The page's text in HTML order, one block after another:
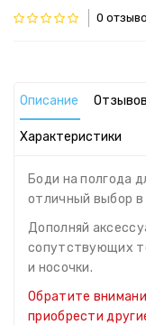
0
Описание
Характеристики
Боди на полгода
отличный выбор в
Дополняй
сопутствующих
и носочки.
Обратите
приобрести